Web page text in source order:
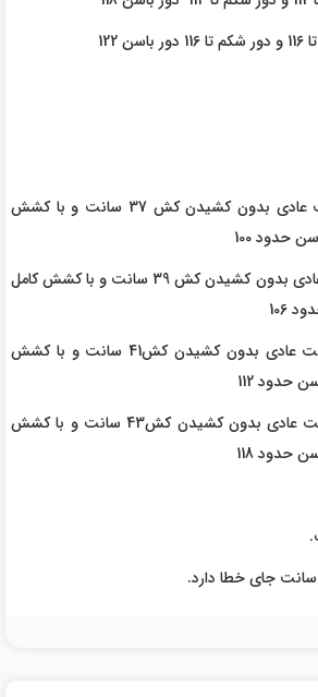
سایز M : کمر شلوار حالت عادی بدون کشیدن کش 37 سانت و با کشش
سایز L: کمر شلوار حالت عادی بدون کشیدن کش 39 سانت و با کشش کامل
سایز XL : کمر شلوار حالت عادی بدون کشیدن کش41 سانت و با کشش
سایز 2XL : کمر شلوار حالت عادی بدون کشیدن کش43 سانت و با کشش
سانت جای خطا دارد.